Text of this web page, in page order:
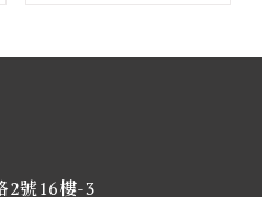
2號16樓-3